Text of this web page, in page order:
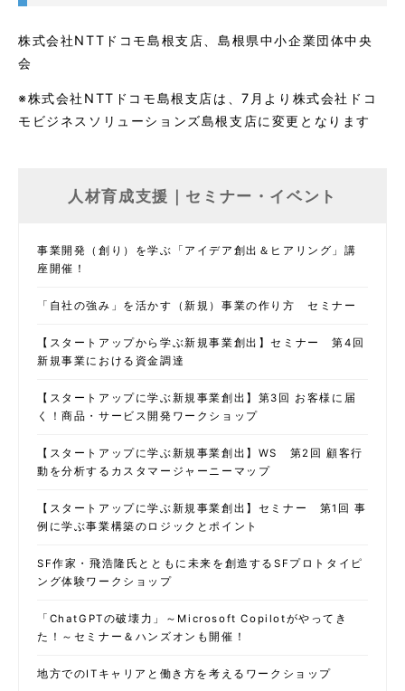
株式会社NTTドコモ島根支店、島根県中小企業団体中央
会
※株式会社NTTドコモ島根支店は、7月より株式会社ドコ
モビジネスソリューションズ島根支店に変更となります
人材育成支援｜セミナー・イベント
事業開発（創り）を学ぶ「アイデア創出＆ヒアリング」講
座開催！
「自社の強み」を活かす（新規）事業の作り方 セミナー
【スタートアップから学ぶ新規事業創出】セミナー 第4回
新規事業における資金調達
【スタートアップに学ぶ新規事業創出】第3回 お客様に届
く！商品・サービス開発ワークショップ
【スタートアップに学ぶ新規事業創出】WS 第2回 顧客行
動を分析するカスタマージャーニーマップ
【スタートアップに学ぶ新規事業創出】セミナー 第1回 事
例に学ぶ事業構築のロジックとポイント
SF作家・飛浩隆氏とともに未来を創造するSFプロトタイピ
ング体験ワークショップ
「ChatGPTの破壊力」～Microsoft Copilotがやってき
た！～セミナー＆ハンズオンも開催！
地方でのITキャリアと働き方を考えるワークショップ